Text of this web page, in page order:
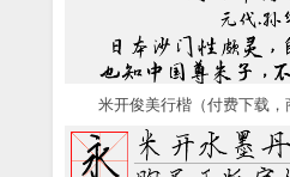
米开俊美行楷（付费下载，